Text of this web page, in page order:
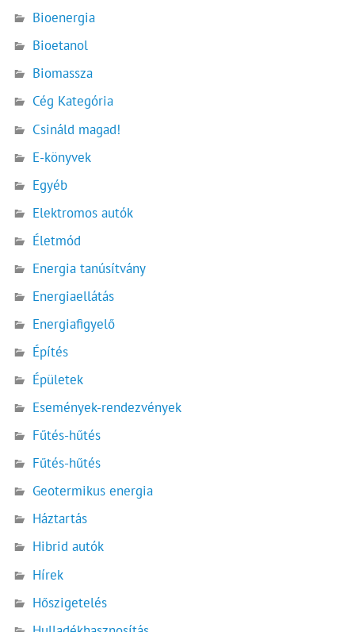
Bioenergia
Bioetanol
Biomassza
Cég Kategória
Csináld magad!
E-könyvek
Egyéb
Elektromos autók
Életmód
Energia tanúsítvány
Energiaellátás
Energiafigyelő
Építés
Épületek
Események-rendezvények
Fűtés-hűtés
Fűtés-hűtés
Geotermikus energia
Háztartás
Hibrid autók
Hírek
Hőszigetelés